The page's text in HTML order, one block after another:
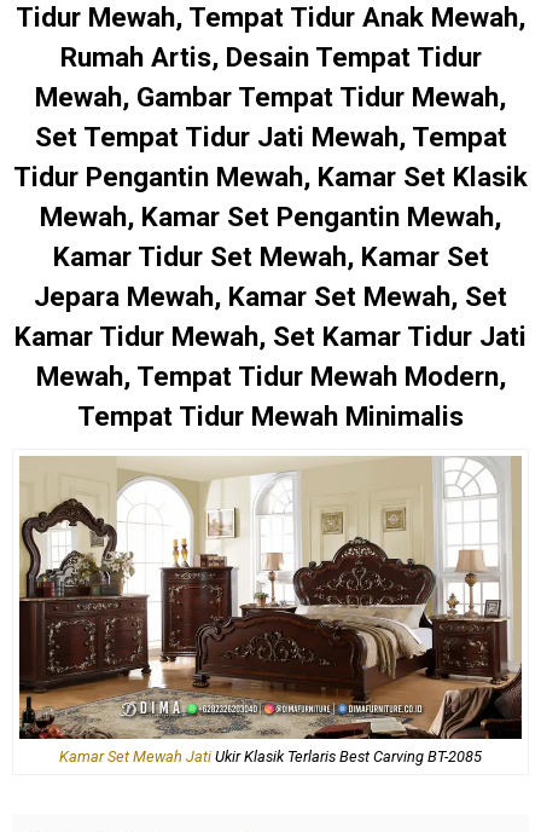
Tidur Mewah, Tempat Tidur Anak Mewah,
Rumah Artis, Desain Tempat Tidur
Mewah, Gambar Tempat Tidur Mewah,
Set Tempat Tidur Jati Mewah, Tempat
Tidur Pengantin Mewah, Kamar Set Klasik
Mewah, Kamar Set Pengantin Mewah,
Kamar Tidur Set Mewah, Kamar Set
Jepara Mewah, Kamar Set Mewah, Set
Kamar Tidur Mewah, Set Kamar Tidur Jati
Mewah, Tempat Tidur Mewah Modern,
Tempat Tidur Mewah Minimalis
Kamar Set Mewah Jati Ukir Klasik Terlaris Best Carving BT-2085